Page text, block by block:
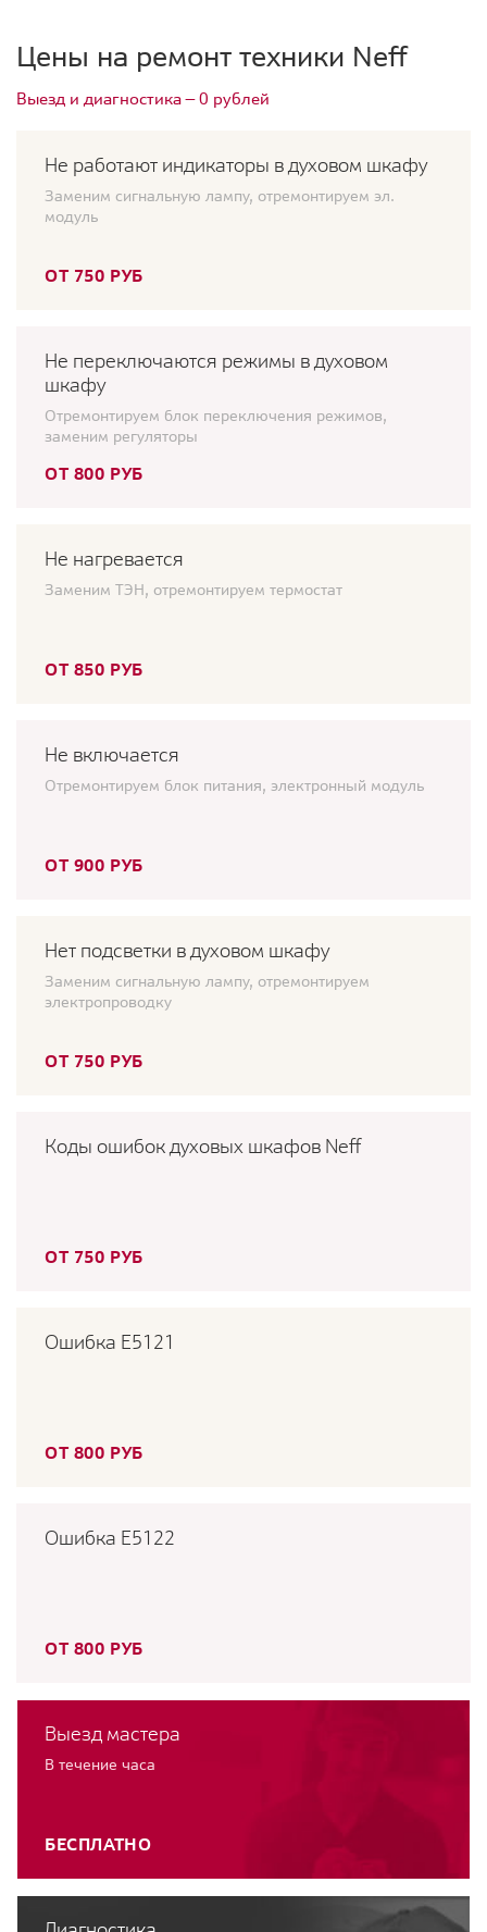
Цены на ремонт техники Neff
Выезд и диагностика — 0 рублей
Не работают индикаторы в духовом шкафу
Заменим сигнальную лампу, отремонтируем эл.
модуль
ОТ 750 РУБ
Не переключаются режимы в духовом
шкафу
Отремонтируем блок переключения режимов,
заменим регуляторы
ОТ 800 РУБ
Не нагревается
Заменим ТЭН, отремонтируем термостат
ОТ 850 РУБ
Не включается
Отремонтируем блок питания, электронный модуль
ОТ 900 РУБ
Нет подсветки в духовом шкафу
Заменим сигнальную лампу, отремонтируем
электропроводку
ОТ 750 РУБ
Коды ошибок духовых шкафов Neff
ОТ 750 РУБ
Ошибка E5121
ОТ 800 РУБ
Ошибка E5122
ОТ 800 РУБ
Выезд мастера
В течение часа
БЕСПЛАТНО